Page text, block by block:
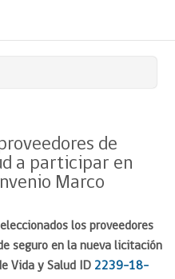
de
a participar en
Marco
los proveedores
seguro en la nueva licitación
Vida y Salud ID 2239-18-